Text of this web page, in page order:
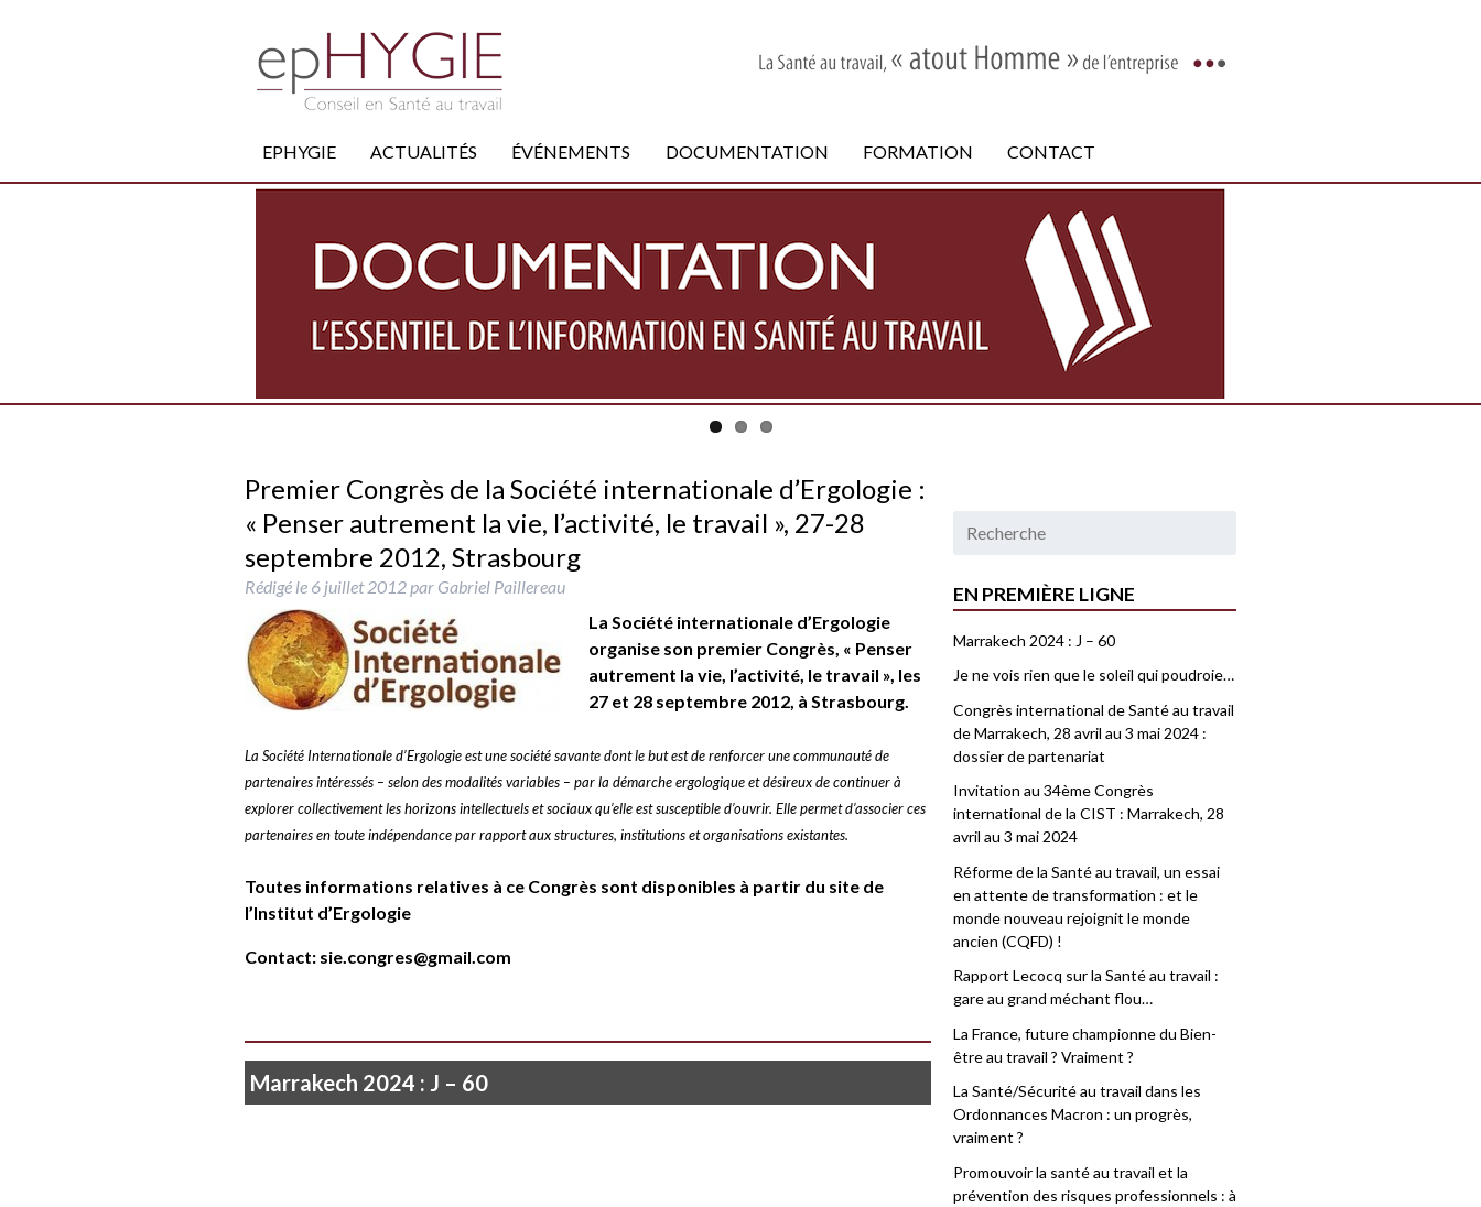
EPHYGIE ACTUALITÉS ÉVÉNEMENTS DOCUMENTATION FORMATION CONTACT
Premier Congrès de la Société internationale d’Ergologie :
« Penser autrement la vie, l’activité, le travail », 27-28
septembre 2012, Strasbourg
Rédigé le 6 juillet 2012 par Gabriel Paillereau
La Société internationale d’Ergologie
organise son premier Congrès, « Penser
autrement la vie, l’activité, le travail », les
27 et 28 septembre 2012, à Strasbourg.
La Société Internationale d’Ergologie est une société savante dont le but est de renforcer une communauté de
partenaires intéressés – selon des modalités variables – par la démarche ergologique et désireux de continuer à
explorer collectivement les horizons intellectuels et sociaux qu’elle est susceptible d’ouvrir. Elle permet d’associer ces
partenaires en toute indépendance par rapport aux structures, institutions et organisations existantes.
Toutes informations relatives à ce Congrès sont disponibles à partir du site de
l’Institut d’Ergologie
Contact: sie.congres@gmail.com
Marrakech 2024 : J – 60
EN PREMIÈRE LIGNE
Marrakech 2024 : J – 60
Je ne vois rien que le soleil qui poudroie…
Congrès international de Santé au travail
de Marrakech, 28 avril au 3 mai 2024 :
dossier de partenariat
Invitation au 34ème Congrès
international de la CIST : Marrakech, 28
avril au 3 mai 2024
Réforme de la Santé au travail, un essai
en attente de transformation : et le
monde nouveau rejoignit le monde
ancien (CQFD) !
Rapport Lecocq sur la Santé au travail :
gare au grand méchant flou…
La France, future championne du Bien-
être au travail ? Vraiment ?
La Santé/Sécurité au travail dans les
Ordonnances Macron : un progrès,
vraiment ?
Promouvoir la santé au travail et la
prévention des risques professionnels : à